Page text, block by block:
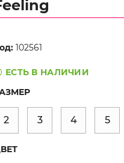
102561
ЕСТЬ В НАЛИЧИИ
2 3 4 5